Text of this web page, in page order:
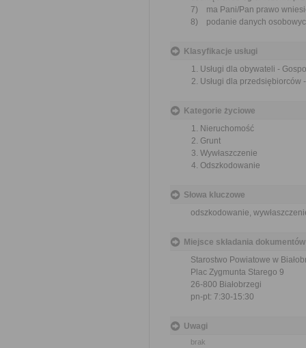
7) ma Pani/Pan prawo
8) podanie danych
Klasyfikacje usługi
Usługi dla obywateli -
Usługi dla
Kategorie życiowe
Nieruchomość
Grunt
Wywłaszczenie
Odszkodowanie
Słowa kluczowe
odszkodowanie,
Miejsce składania dokumentów
Starostwo Powiatowe w
Plac Zygmunta Starego 9
26-800 Białobrzegi
pn-pt: 7:30-15:30
Uwagi
brak